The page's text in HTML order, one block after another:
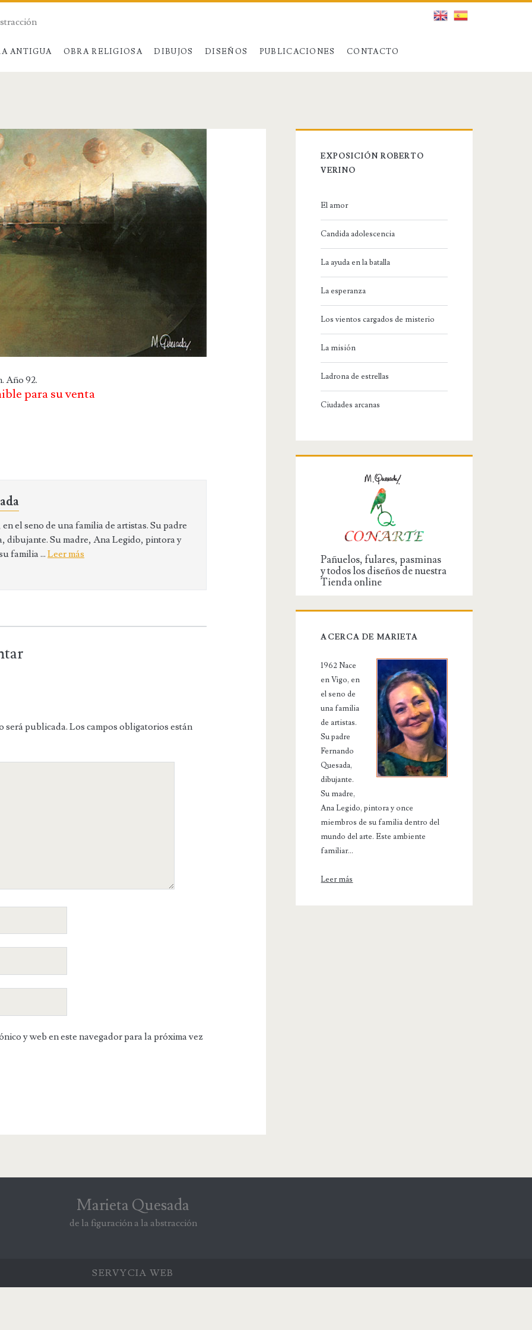
ANTIGUA OBRA RELIGIOSA DIBUJOS DISEÑOS PUBLICACIONES CONTACTO
Año 92.
para su venta
en el seno de una familia de artistas. Su padre
dibujante. Su madre, Ana Legido, pintora y
familia ...Leer más
será publicada. Los campos obligatorios están
y web en este navegador para la próxima vez
EXPOSICIÓN ROBERTO
VERINO
El amor
Candida adolescencia
La ayuda en la batalla
La esperanza
Los vientos cargados de misterio
La misión
Ladrona de estrellas
Ciudades arcanas
Pañuelos, fulares, pasminas
y todos los diseños de nuestra
Tienda online
ACERCA DE MARIETA
1962 Nace
en Vigo, en
el seno de
una familia
de artistas.
Su padre
Fernando
Quesada,
dibujante.
Su madre,
Ana Legido, pintora y once
miembros de su familia dentro del
mundo del arte. Este ambiente
familiar...
Leer más
Marieta Quesada
de la figuración a la abstracción
SERVYCIA WEB